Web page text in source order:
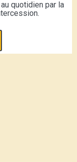
quotidien par la